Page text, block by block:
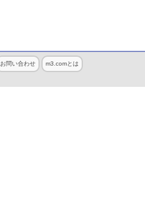
お問い合わせ m3.comとは